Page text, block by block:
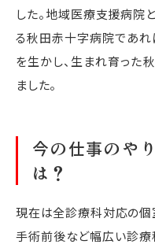
した。地域医療支援病院
る秋田赤十字病院であれ
を生かし、生まれ育った
ました。
今の仕事のや
は？
現在は全診療科対応の個
手術前後など幅広い診療